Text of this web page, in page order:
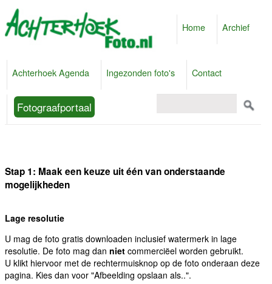
Home Archief
Achterhoek Agenda Ingezonden foto's Contact
Fotograafportaal
Stap 1: Maak een keuze uit één van onderstaande
mogelijkheden
Lage resolutie
U mag de foto gratis downloaden inclusief watermerk in lage
resolutie. De foto mag dan niet commerciëel worden gebruikt.
U klikt hiervoor met de rechtermuisknop op de foto onderaan deze
pagina. Kies dan voor "Afbeelding opslaan als..".